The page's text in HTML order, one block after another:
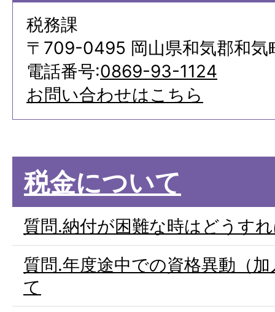
税務課
〒709-0495 岡山県和気郡和気
電話番号:0869-93-1124
お問い合わせはこちら
税金について
質問.納付が困難な時はどうす
質問.年度途中での資格異動（
て